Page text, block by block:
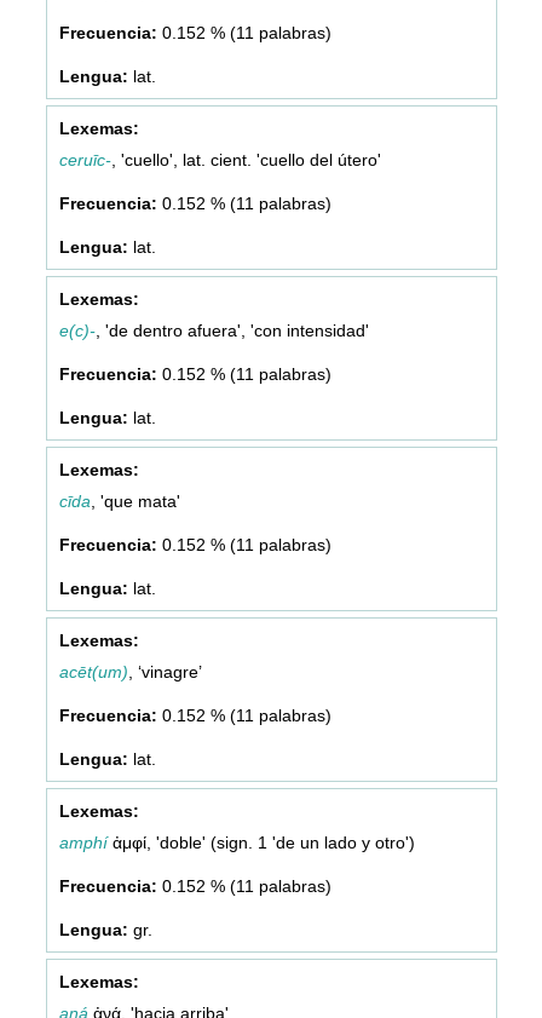
0.152 % (11 palabras)
lat.
ceruīc-, 'cuello', lat. cient. 'cuello del útero'
0.152 % (11 palabras)
lat.
e(c)-, 'de dentro afuera', 'con intensidad'
0.152 % (11 palabras)
lat.
cīda , 'que mata'
0.152 % (11 palabras)
lat.
acēt(um) , ‘vinagre’
0.152 % (11 palabras)
lat.
amphíἀμφί, 'doble' (sign. 1 'de un lado y otro')
0.152 % (11 palabras)
gr.
aná ἀνά, 'hacia arriba'